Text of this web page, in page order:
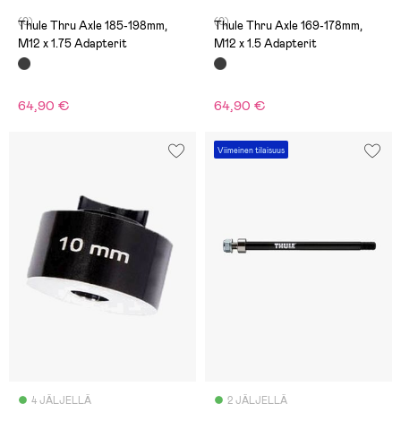
(0)
Thule Thru Axle 185-198mm,
M12 x 1.75 Adapterit
64,90 €
(0)
Thule Thru Axle 169-178mm,
M12 x 1.5 Adapterit
64,90 €
4 JÄLJELLÄ
Viimeinen tilaisuus
2 JÄLJELLÄ